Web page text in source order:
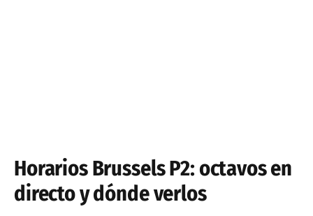
Horarios Brussels P2: octavos en
directo y dónde verlos